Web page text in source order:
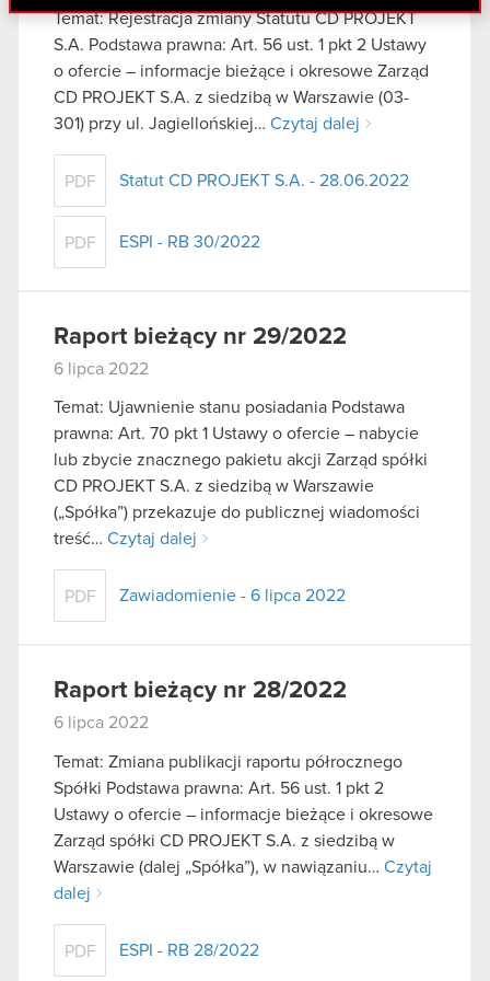
danymi otrzymanymi od Ciebie lub uzyskanymi
podczas korzystania z ich usług. Kontynuując
korzystanie z naszej witryny, zgadasz się na
używanie plików cookie.
Temat: Rejestracja zmiany Statutu CD PROJEKT
S.A. Podstawa prawna: Art. 56 ust. 1 pkt 2 Ustawy
o ofercie – informacje bieżące i okresowe Zarząd
CD PROJEKT S.A. z siedzibą w Warszawie (03-
301) przy ul. Jagiellońskiej… Czytaj dalej
PDF Statut CD PROJEKT S.A. - 28.06.2022
PDF ESPI - RB 30/2022
Raport bieżący nr 29/2022
6 lipca 2022
Temat: Ujawnienie stanu posiadania Podstawa
prawna: Art. 70 pkt 1 Ustawy o ofercie – nabycie
lub zbycie znacznego pakietu akcji Zarząd spółki
CD PROJEKT S.A. z siedzibą w Warszawie
(„Spółka”) przekazuje do publicznej wiadomości
treść… Czytaj dalej
PDF Zawiadomienie - 6 lipca 2022
Raport bieżący nr 28/2022
6 lipca 2022
Temat: Zmiana publikacji raportu półrocznego
Spółki Podstawa prawna: Art. 56 ust. 1 pkt 2
Ustawy o ofercie – informacje bieżące i okresowe
Zarząd spółki CD PROJEKT S.A. z siedzibą w
Warszawie (dalej „Spółka”), w nawiązaniu… Czytaj
dalej
PDF ESPI - RB 28/2022